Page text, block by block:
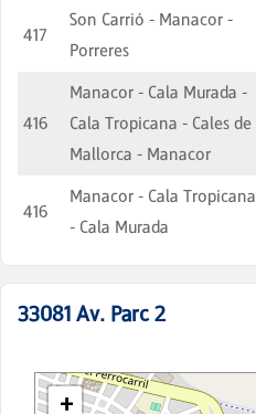
417
Son Carrió - Manacor -
Porreres
416
Manacor - Cala Murada -
Cala Tropicana - Cales de
Mallorca - Manacor
416
Manacor - Cala Tropicana
- Cala Murada
33081 Av. Parc 2